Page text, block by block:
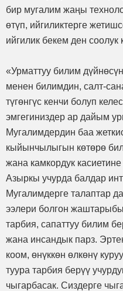
бир мугалим жаңы
өтүп, ийгиликтерге
ийгилик бекем ден соолук
«Урматтуу билим
менен билимдин, салт-
түгөнгүс кенчи болуп
эмгегиниздер ар дайым
Мугалимдердин баа
кыйынчылыгын көтөрө
жана камкордук
Азыркы учурда балдар
Мугалимдерге талаптар
ээлери болгон
тарбия, сапаттуу билим
жана инсандык парз.
коом, өнүккөн өлкөнү
туура тарбия берүү
чыгарбасак. Сиздерге